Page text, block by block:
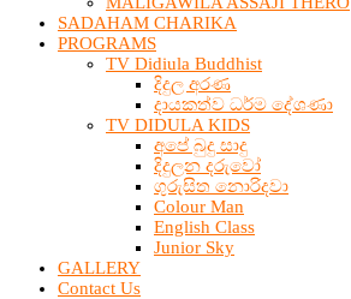
SADAHAM CHARIKA
PROGRAMS
TV Didiula Buddhist
දිදුල අරණ
දායකත්ව ධර්ම දේශණා
TV DIDULA KIDS
අපේ බුදු සාදු
දිදුලන දරුවෝ
ගුරුසිත නොරිදවා
Colour Man
English Class
Junior Sky
GALLERY
Contact Us